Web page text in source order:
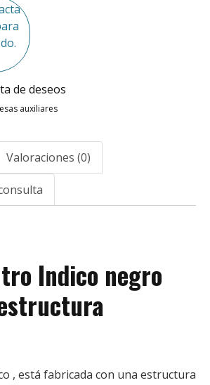
de deseos
auxiliares
Valoraciones (0)
Indico negro
, está fabricada con una estructura